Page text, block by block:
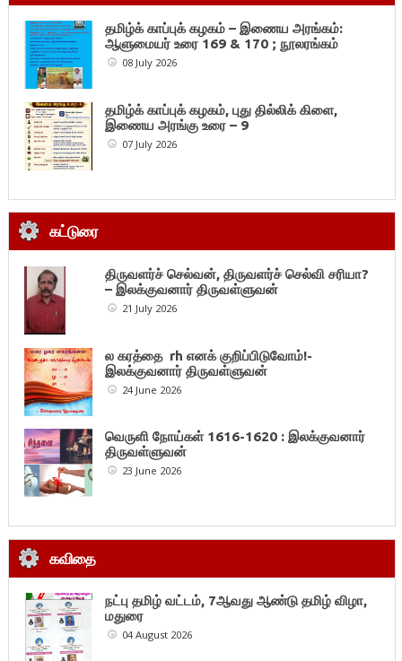
தமிழ்க் காப்புக் கழகம் – இணைய அரங்கம்:
ஆளுமையர் உரை 169 & 170 ; நூலரங்கம்
08 July 2026
தமிழ்க் காப்புக் கழகம், புது தில்லிக் கிளை,
இணைய அரங்கு உரை – 9
07 July 2026
கட்டுரை
திருவளர்ச் செல்வன், திருவளர்ச் செல்வி சரியா?
– இலக்குவனார் திருவள்ளுவன்
21 July 2026
ல கரத்தை rh எனக் குறிப்பிடுவோம்!-
இலக்குவனார் திருவள்ளுவன்
24 June 2026
வெருளி நோய்கள் 1616-1620 : இலக்குவனார்
திருவள்ளுவன்
23 June 2026
கவிதை
நட்பு தமிழ் வட்டம், 7ஆவது ஆண்டு தமிழ் விழா,
மதுரை
04 August 2026